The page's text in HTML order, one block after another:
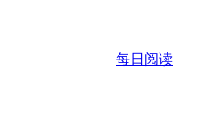
每日阅读